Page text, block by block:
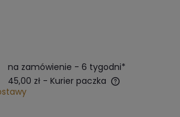
na zamówienie - 6 tygodni*
45,00 zł - Kurier paczka
any possible payment costs